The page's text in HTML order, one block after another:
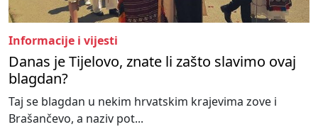
Informacije i vijesti
Danas je Tijelovo, znate li zašto slavimo ovaj
blagdan?
Taj se blagdan u nekim hrvatskim krajevima zove i
Brašančevo, a naziv pot...